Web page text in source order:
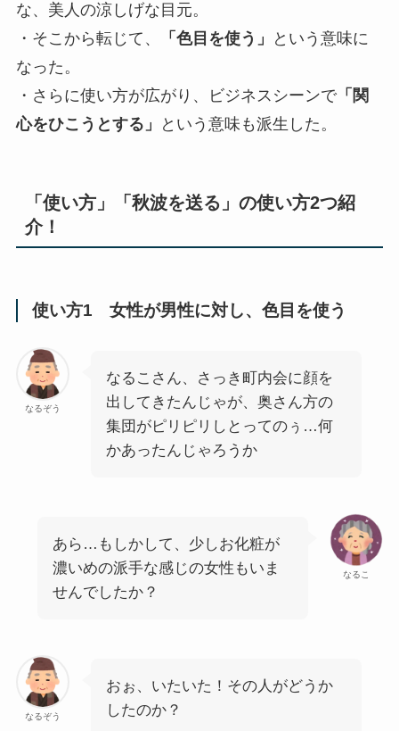
な、美人の涼しげな目元。
・そこから転じて、
「色目を使う」
という意味に
なった。
・さらに使い方が広がり、ビジネスシーンで「関
心をひこうとする」
という意味も派生した。
「使い方」「秋波を送る」の使い方2つ紹
介！
使い方1 女性が男性に対し、色目を使う
なるぞう
なるこさん、さっき町内会に顔を
出してきたんじゃが、奥さん方の
集団がピリピリしとってのぅ…何
かあったんじゃろうか
なるこ
あら…もしかして、少しお化粧が
濃いめの派手な感じの女性もいま
せんでしたか？
なるぞう
おぉ、いたいた！その人がどうか
したのか？